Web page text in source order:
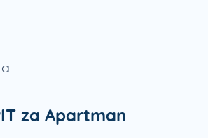
za Apartman